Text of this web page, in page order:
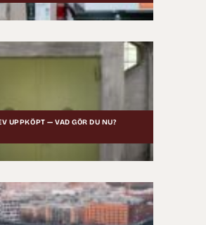
UPPKÖPT — VAD GÖR DU NU?